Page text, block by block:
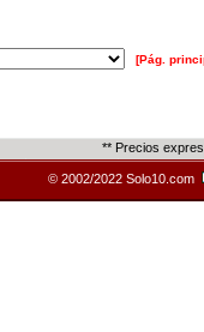
[Pág.
** Precios
© 2002/2022 Solo10.com